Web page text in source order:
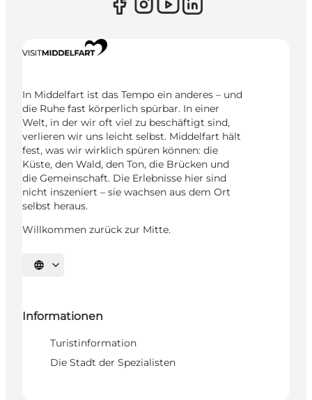
In Middelfart ist das Tempo ein anderes – und
die Ruhe fast körperlich spürbar. In einer
Welt, in der wir oft viel zu beschäftigt sind,
verlieren wir uns leicht selbst. Middelfart hält
fest, was wir wirklich spüren können: die
Küste, den Wald, den Ton, die Brücken und
die Gemeinschaft. Die Erlebnisse hier sind
nicht inszeniert – sie wachsen aus dem Ort
selbst heraus.
Willkommen zurück zur Mitte.
Sprache auswählen
Informationen
Turistinformation
Die Stadt der Spezialisten